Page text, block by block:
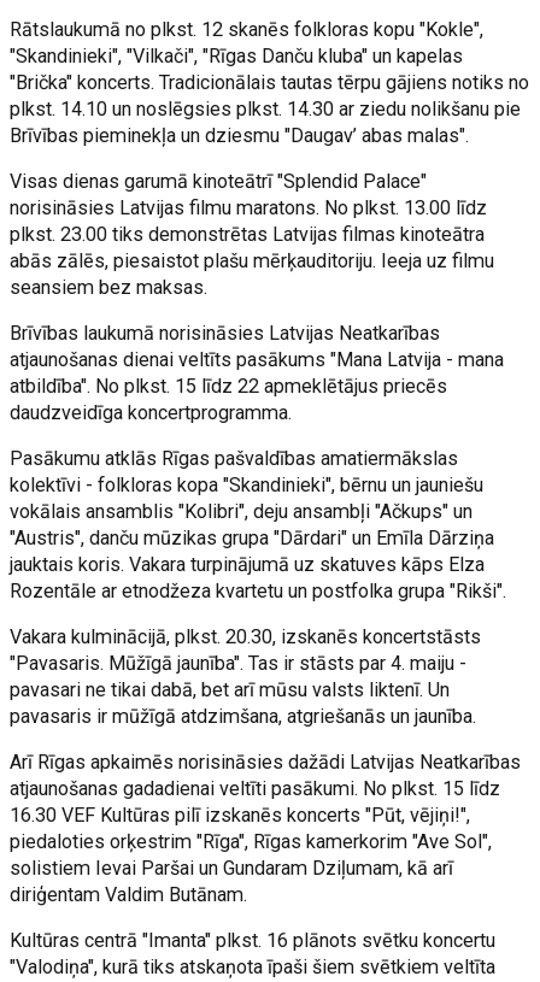
Rātslaukumā no plkst. 12 skanēs folkloras kopu "Kokle",
"Skandinieki", "Vilkači", "Rīgas Danču kluba" un kapelas
"Brička" koncerts. Tradicionālais tautas tērpu gājiens notiks no
plkst. 14.10 un noslēgsies plkst. 14.30 ar ziedu nolikšanu pie
Brīvības pieminekļa un dziesmu "Daugav’ abas malas".
Visas dienas garumā kinoteātrī "Splendid Palace"
norisināsies Latvijas filmu maratons. No plkst. 13.00 līdz
plkst. 23.00 tiks demonstrētas Latvijas filmas kinoteātra
abās zālēs, piesaistot plašu mērķauditoriju. Ieeja uz filmu
seansiem bez maksas.
Brīvības laukumā norisināsies Latvijas Neatkarības
atjaunošanas dienai veltīts pasākums "Mana Latvija - mana
atbildība". No plkst. 15 līdz 22 apmeklētājus priecēs
daudzveidīga koncertprogramma.
Pasākumu atklās Rīgas pašvaldības amatiermākslas
kolektīvi - folkloras kopa "Skandinieki", bērnu un jauniešu
vokālais ansamblis "Kolibri", deju ansambļi "Ačkups" un
"Austris", danču mūzikas grupa "Dārdari" un Emīla Dārziņa
jauktais koris. Vakara turpinājumā uz skatuves kāps Elza
Rozentāle ar etnodžeza kvartetu un postfolka grupa "Rikši".
Vakara kulminācijā, plkst. 20.30, izskanēs koncertstāsts
"Pavasaris. Mūžīgā jaunība". Tas ir stāsts par 4. maiju -
pavasari ne tikai dabā, bet arī mūsu valsts liktenī. Un
pavasaris ir mūžīgā atdzimšana, atgriešanās un jaunība.
Arī Rīgas apkaimēs norisināsies dažādi Latvijas Neatkarības
atjaunošanas gadadienai veltīti pasākumi. No plkst. 15 līdz
16.30 VEF Kultūras pilī izskanēs koncerts "Pūt, vējiņi!",
piedaloties orķestrim "Rīga", Rīgas kamerkorim "Ave Sol",
solistiem Ievai Paršai un Gundaram Dziļumam, kā arī
diriģentam Valdim Butānam.
Kultūras centrā "Imanta" plkst. 16 plānots svētku koncertu
"Valodiņa", kurā tiks atskaņota īpaši šiem svētkiem veltīta